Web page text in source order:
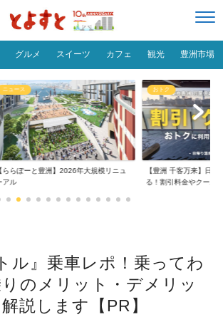
グルメ スイーツ カフェ 観光 豊洲市場
ニュース
ららぽーと豊洲】2026年大規模リニュ
アル
おトク
【豊洲 千客万来】日帰
る！割引料金やクーポ...
ル』乗車レポ！乗ってわ
のメリット・デメリッ
説します【PR】